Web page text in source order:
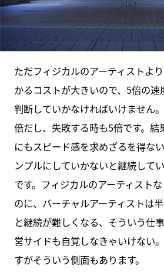
ただフィジカルのアーティストよ
かるコストが大きいので、5倍の
判断していかなければいけません
倍だし、失敗する時も5倍です。
にもスピード感を求めざるを得な
ンプルにしていかないと継続して
です。フィジカルのアーティスト
のに、バーチャルアーティストは
と継続が難しくなる、そういう仕
営サイドも自覚しなきゃいけない
すがそういう側面もあります。